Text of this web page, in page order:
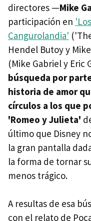
directores —Mike
participación en
Cangurolandia'
Hendel Butoy y
(Mike Gabriel y Eric
búsqueda por
historia de amor
círculos a los que
'Romeo y Julieta'
último que Disney
la gran pantalla
la forma de tornar
menos trágico.
A resultas de esa
con el relato de